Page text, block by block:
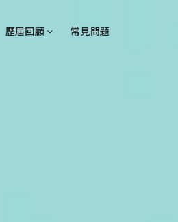
歷屆回顧 常見問題